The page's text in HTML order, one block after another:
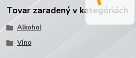
Tovar zaradený v kategóriách
Alkohol
Víno